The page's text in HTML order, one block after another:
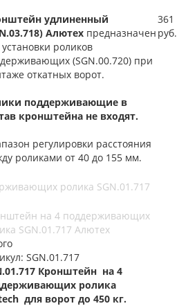
удлиненный
Алютех предназначен
установки роликов
(SGN.00.720) при
откатных ворот.
поддерживающие в
кронштейна не входят.
регулировки расстояния
роликами от 40 до 155 мм.
361
руб.
ролика SGN.01.717
на 4 поддерживающих
SGN.01.717 Алютех
SGN.01.717
Кронштейн на 4
ролика
для ворот до 450 кг.